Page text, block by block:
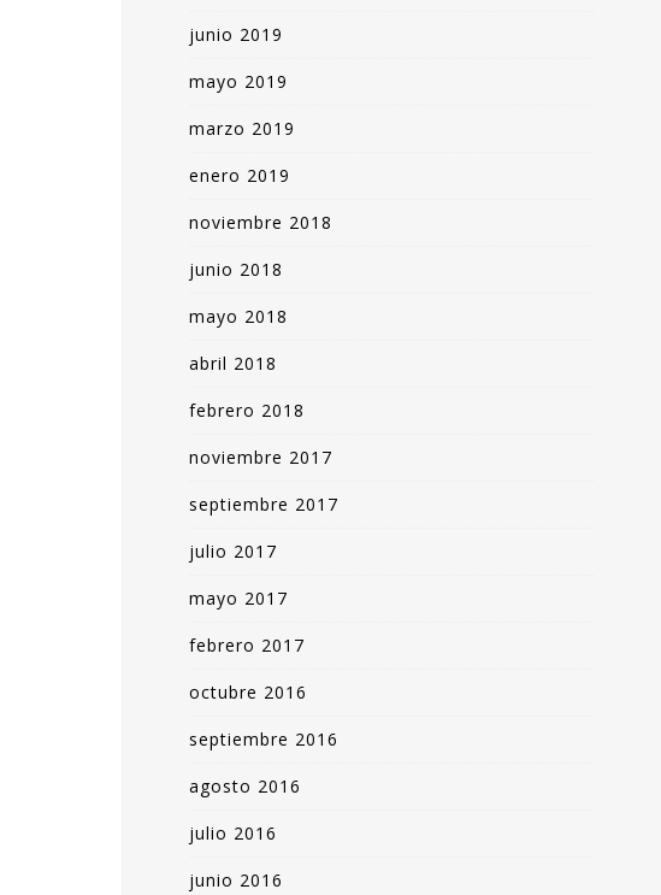
junio 2019
mayo 2019
marzo 2019
enero 2019
noviembre 2018
junio 2018
mayo 2018
abril 2018
febrero 2018
noviembre 2017
septiembre 2017
julio 2017
mayo 2017
febrero 2017
octubre 2016
septiembre 2016
agosto 2016
julio 2016
junio 2016